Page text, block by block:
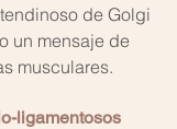
de Golgi
un mensaje de
musculares.
ligamentosos